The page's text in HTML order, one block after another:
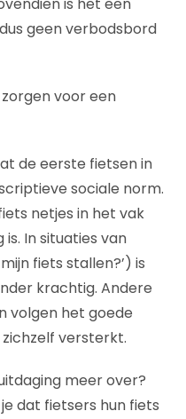
geen verbodsbord
voor een
de eerste fietsen in
sociale norm.
netjes in het vak
In situaties van
fiets stallen?’) is
krachtig. Andere
volgen het goede
versterkt.
meer over?
dat fietsers hun fiets